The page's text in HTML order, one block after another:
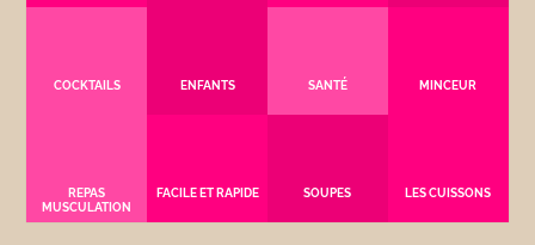
COCKTAILS ENFANTS SANTÉ MINCEUR
REPAS
MUSCULATION
FACILE ET RAPIDE SOUPES LES CUISSONS